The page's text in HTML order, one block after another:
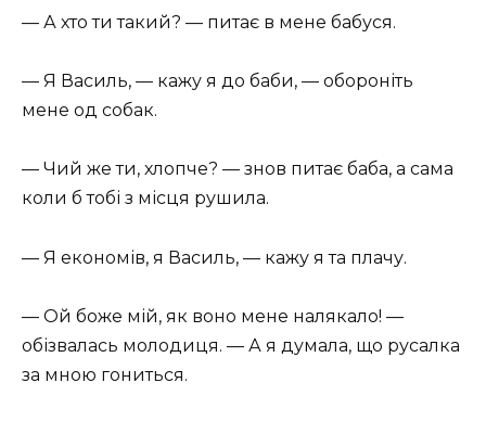
— А хто ти такий? — питає в мене бабуся.
— Я Василь, — кажу я до баби, — обороніть
мене од собак.
— Чий же ти, хлопче? — знов питає баба, а сама
коли б тобі з місця рушила.
— Я економів, я Василь, — кажу я та плачу.
— Ой боже мій, як воно мене налякало! —
обізвалась молодиця. — А я думала, що русалка
за мною гониться.